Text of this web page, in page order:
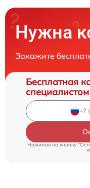
Нужна
Закажите
Бесплатная
специалистом
Нажимая на кнопку